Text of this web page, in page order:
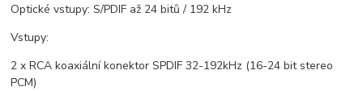
Optické vstupy: S/PDIF až 24 bitů / 192 kHz
Vstupy:
2 x RCA koaxiální konektor SPDIF 32-192kHz (16-24 bit stereo
PCM)